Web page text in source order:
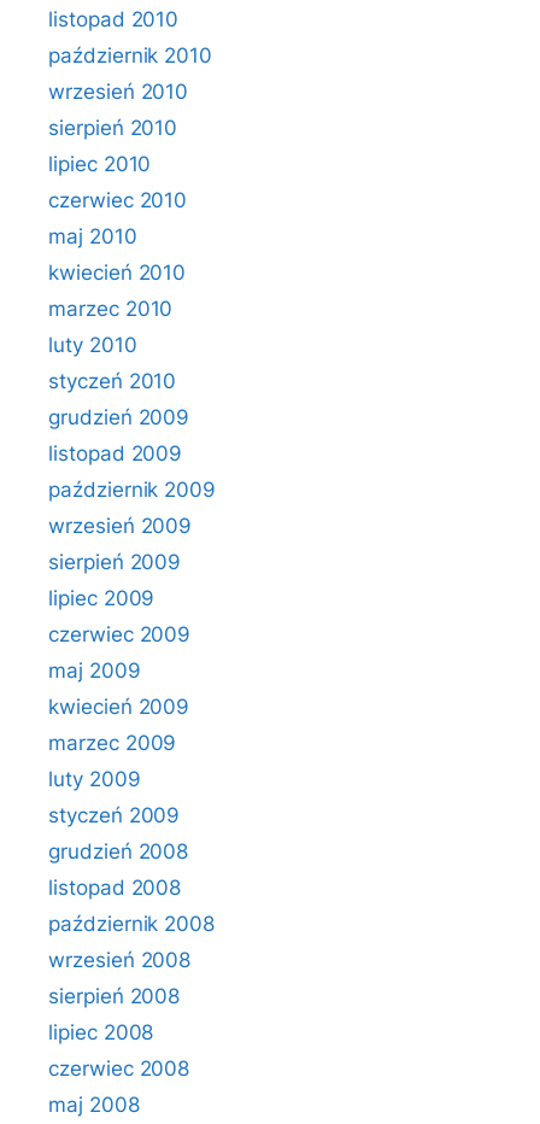
listopad 2010
październik 2010
wrzesień 2010
sierpień 2010
lipiec 2010
czerwiec 2010
maj 2010
kwiecień 2010
marzec 2010
luty 2010
styczeń 2010
grudzień 2009
listopad 2009
październik 2009
wrzesień 2009
sierpień 2009
lipiec 2009
czerwiec 2009
maj 2009
kwiecień 2009
marzec 2009
luty 2009
styczeń 2009
grudzień 2008
listopad 2008
październik 2008
wrzesień 2008
sierpień 2008
lipiec 2008
czerwiec 2008
maj 2008